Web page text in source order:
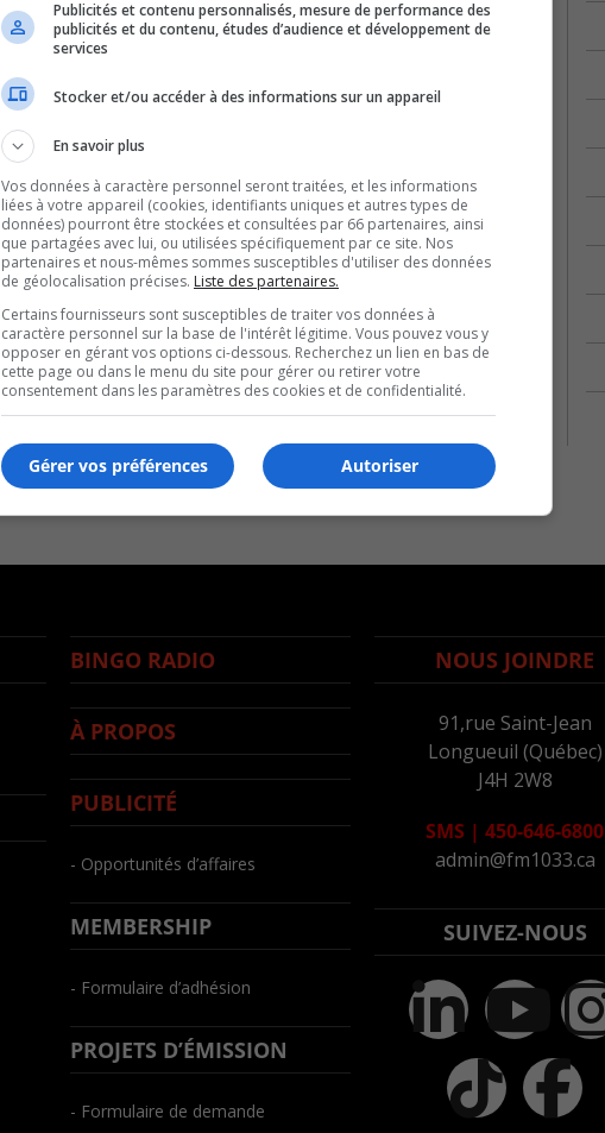
BINGO RADIO
À PROPOS
PUBLICITÉ
- Opportunités d’affaires
MEMBERSHIP
- Formulaire d’adhésion
PROJETS D’ÉMISSION
- Formulaire de demande
NOUS JOINDRE
91,rue Saint-Jean
Longueuil (Québec)
J4H 2W8
SMS | 450-646-6800
admin@fm1033.ca
SUIVEZ-NOUS
Publicités et contenu personnalisés, mesure de performance des
publicités et du contenu, études d’audience et développement de
services
Stocker et/ou accéder à des informations sur un appareil
En savoir plus
Vos données à caractère personnel seront traitées, et les informations
liées à votre appareil (cookies, identifiants uniques et autres types de
données) pourront être stockées et consultées par 66 partenaires, ainsi
que partagées avec lui, ou utilisées spécifiquement par ce site. Nos
partenaires et nous-mêmes sommes susceptibles d'utiliser des données
de géolocalisation précises. Liste des partenaires.
Certains fournisseurs sont susceptibles de traiter vos données à
caractère personnel sur la base de l'intérêt légitime. Vous pouvez vous y
opposer en gérant vos options ci-dessous. Recherchez un lien en bas de
cette page ou dans le menu du site pour gérer ou retirer votre
consentement dans les paramètres des cookies et de confidentialité.
Autoriser
Gérer vos préférences